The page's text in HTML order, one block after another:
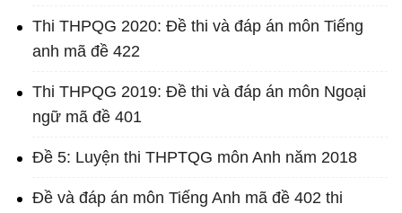
Thi THPQG 2020: Đề thi và đáp án môn Tiếng
anh mã đề 422
Thi THPQG 2019: Đề thi và đáp án môn Ngoại
ngữ mã đề 401
Đề 5: Luyện thi THPTQG môn Anh năm 2018
Đề và đáp án môn Tiếng Anh mã đề 402 thi